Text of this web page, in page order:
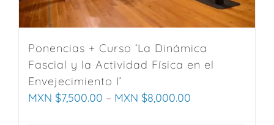
on
the
product
page
Ponencias + Curso ‘La Dinámica
Fascial y la Actividad Física en el
Envejecimiento I’
MXN $7,500.00 – MXN $8,000.00